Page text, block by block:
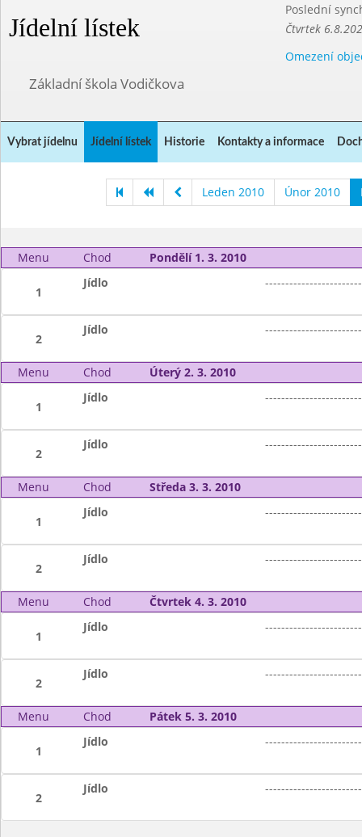
Jídelní lístek
Poslední
Čtvrtek
Omezení
Základní škola Vodičkova
Vybrat jídelnu Jídelní lístek Historie Kontakty a informace
Leden 2010 Únor 2010
Menu Chod Pondělí 1. 3. 2010
1
Jídlo
2
Jídlo
Menu Chod Úterý 2. 3. 2010
1
Jídlo
2
Jídlo
Menu Chod Středa 3. 3. 2010
1
Jídlo
2
Jídlo
Menu Chod Čtvrtek 4. 3. 2010
1
Jídlo
2
Jídlo
Menu Chod Pátek 5. 3. 2010
1
Jídlo
2
Jídlo